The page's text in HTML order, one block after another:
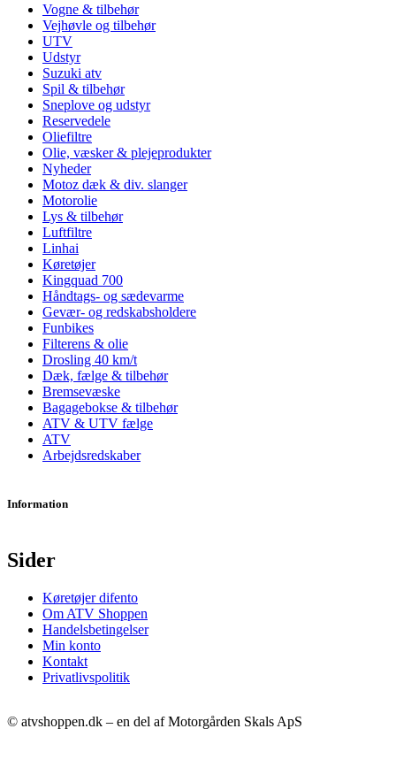
Vogne & tilbehør
Vejhøvle og tilbehør
UTV
Udstyr
Suzuki atv
Spil & tilbehør
Sneplove og udstyr
Reservedele
Oliefiltre
Olie, væsker & plejeprodukter
Nyheder
Motoz dæk & div. slanger
Motorolie
Lys & tilbehør
Luftfiltre
Linhai
Køretøjer
Kingquad 700
Håndtags- og sædevarme
Gevær- og redskabsholdere
Funbikes
Filterens & olie
Drosling 40 km/t
Dæk, fælge & tilbehør
Bremsevæske
Bagagebokse & tilbehør
ATV & UTV fælge
ATV
Arbejdsredskaber
Information
Sider
Køretøjer difento
Om ATV Shoppen
Handelsbetingelser
Min konto
Kontakt
Privatlivspolitik
© atvshoppen.dk – en del af Motorgården Skals ApS